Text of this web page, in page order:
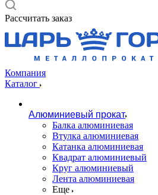
Рассчитать заказ
Компания
Каталог
Алюминиевый прокат
Балка алюминиевая
Втулка алюминиевая
Катанка алюминиевая
Квадрат алюминиевый
Круг алюминиевый
Лента алюминиевая
Еще